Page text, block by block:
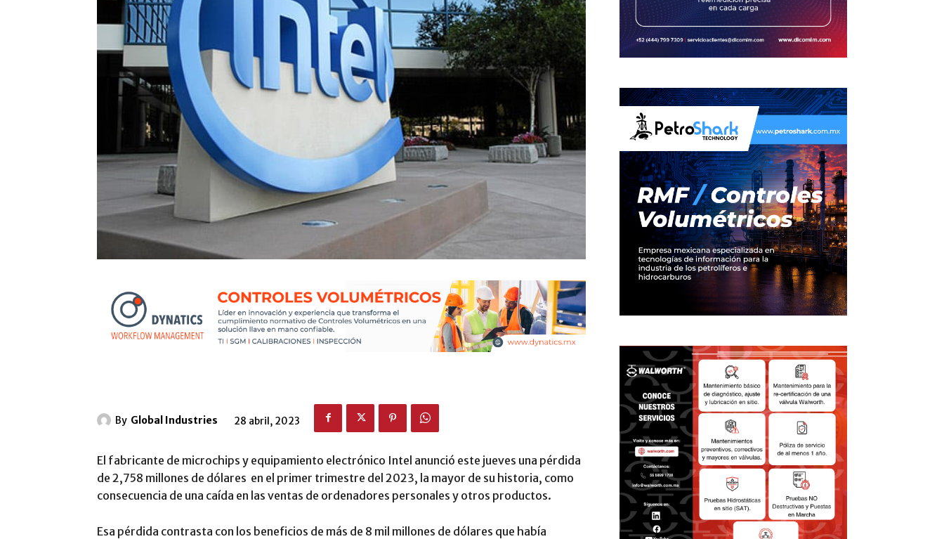
By Global Industries 28 abril, 2023
El fabricante de microchips y equipamiento electrónico Intel anunció este jueves una pérdida
de 2,758 millones de dólares en el primer trimestre del 2023, la mayor de su historia, como
consecuencia de una caída en las ventas de ordenadores personales y otros productos.
Esa pérdida contrasta con los beneficios de más de 8 mil millones de dólares que había